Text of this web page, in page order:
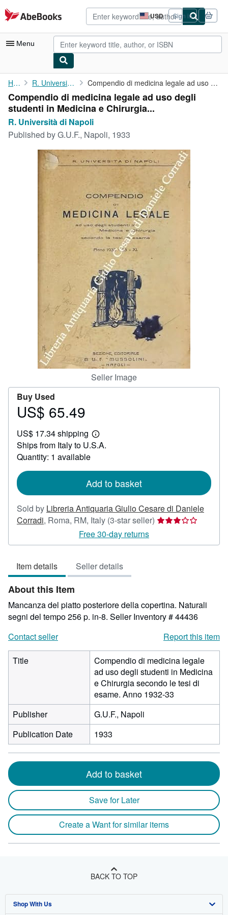
Skip to main content
AbeBooks.com USD
Site
shopping
preferences
Sign in
Menu
My Account
My Purchases
Advanced Search
Browse Collections
Rare Books
Art & Collectibles
CLOSE
Home R. Università di Napoli Compendio di medicina legale ad uso degli studenti in Medicina e...
Compendio di medicina legale ad uso degli
studenti in Medicina e Chirurgia...
R. Università di Napoli
Published byG.U.F., Napoli, 1933
Seller Image
Buy Used
Price
65.49
US$ 65.49
US$ 17.34 shipping
Learn
more
Ships from Italy to U.S.A.
Quantity: 1 available
Add to basket
Sold by Libreria Antiquaria Giulio Cesare di Daniele
Corradi, Roma, RM, Italy (3-star seller) Seller
3
Free 30-day returns
Item details Seller details
About this Item
Mancanza del piatto posteriore della copertina. Naturali
segni del tempo 256 p. in-8. Seller Inventory # 44436
Contact seller
Report this item
Title
Compendio di medicina legale
ad uso degli studenti in Medicina
e Chirurgia secondo le tesi di
esame. Anno 1932-33
Publisher
G.U.F., Napoli
Publication Date
1933
Add to basket
Save for Later
Create a Want for similar items
BACK TO TOP
Shop With Us